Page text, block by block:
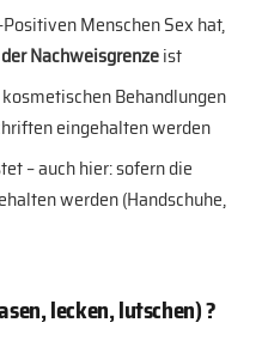
Menschen Sex hat,
Nachweisgrenzeist
Behandlungen
eingehalten werden
– auch hier: sofern die
werden (Handschuhe,
lecken, lutschen) ?